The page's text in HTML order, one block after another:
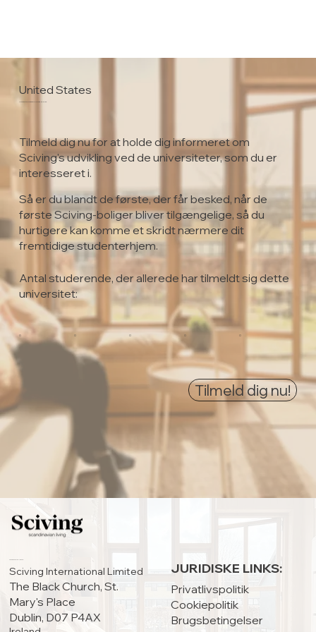
United States
University of Texas Rio Grande Valley
Tilmeld dig nu for at holde dig informeret om
Sciving's udvikling ved de universiteter, som du er
interesseret i.
Så er du blandt de første, der får besked, når de
første Sciving-boliger bliver tilgængelige, så du
hurtigere kan komme et skridt nærmere dit
fremtidige studenterhjem.
Antal studerende, der allerede har tilmeldt sig dette
universitet:
0
0
0
0
0
Tilmeld dig nu!
HOVEDKONTOR:
Sciving International Limited
The Black Church, St.
Mary's Place
Dublin, D07 P4AX
JURIDISKE LINKS:
Privatlivspolitik
Cookiepolitik
Brugsbetingelser